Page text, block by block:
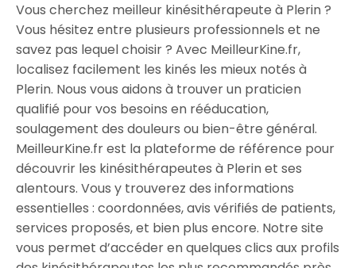
Vous cherchez meilleur kinésithérapeute à Plerin ?
Vous hésitez entre plusieurs professionnels et ne
savez pas lequel choisir ? Avec MeilleurKine.fr,
localisez facilement les kinés les mieux notés à
Plerin. Nous vous aidons à trouver un praticien
qualifié pour vos besoins en rééducation,
soulagement des douleurs ou bien-être général.
MeilleurKine.fr est la plateforme de référence pour
découvrir les kinésithérapeutes à Plerin et ses
alentours. Vous y trouverez des informations
essentielles : coordonnées, avis vérifiés de patients,
services proposés, et bien plus encore. Notre site
vous permet d’accéder en quelques clics aux profils